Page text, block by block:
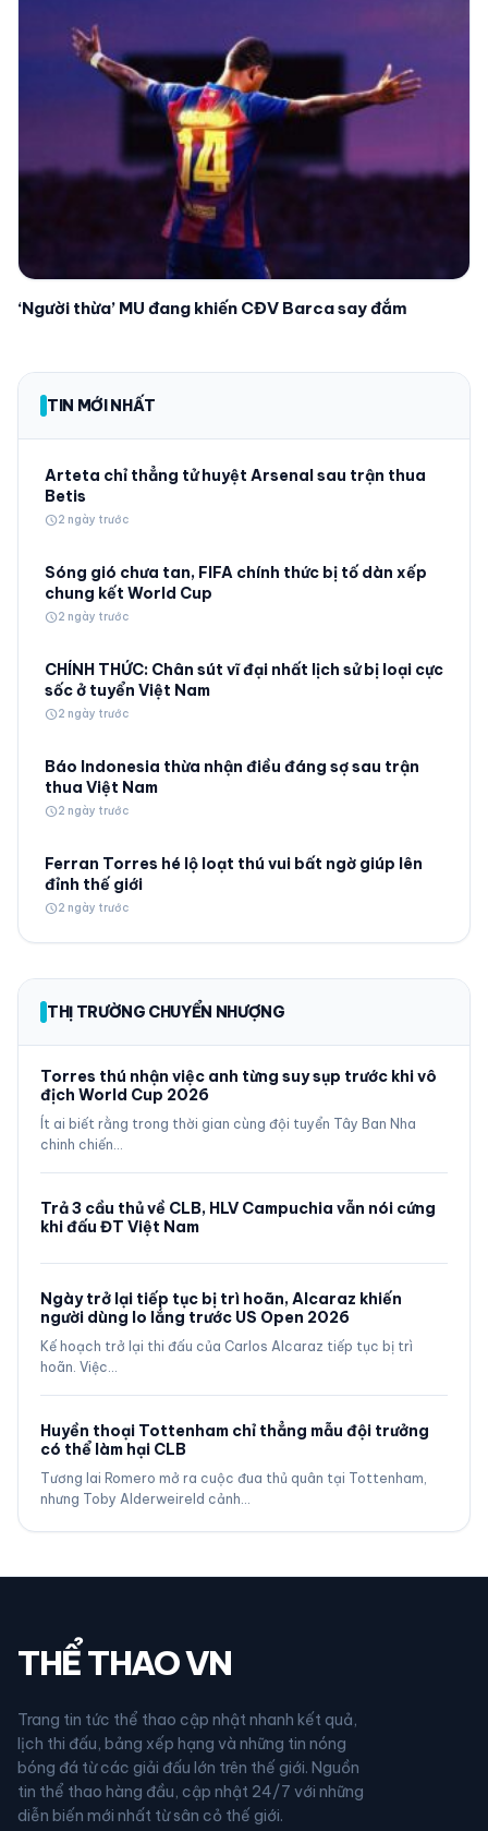
‘Người thừa’ MU đang khiến CĐV Barca say đắm
TIN MỚI NHẤT
Arteta chỉ thẳng tử huyệt Arsenal sau trận thua
Betis
schedule2 ngày trước
Sóng gió chưa tan, FIFA chính thức bị tố dàn xếp
chung kết World Cup
schedule2 ngày trước
CHÍNH THỨC: Chân sút vĩ đại nhất lịch sử bị loại cực
sốc ở tuyển Việt Nam
schedule2 ngày trước
Báo Indonesia thừa nhận điều đáng sợ sau trận
thua Việt Nam
schedule2 ngày trước
Ferran Torres hé lộ loạt thú vui bất ngờ giúp lên
đỉnh thế giới
schedule2 ngày trước
THỊ TRƯỜNG CHUYỂN NHƯỢNG
Torres thú nhận việc anh từng suy sụp trước khi vô
địch World Cup 2026
Ít ai biết rằng trong thời gian cùng đội tuyển Tây Ban Nha
chinh chiến…
Trả 3 cầu thủ về CLB, HLV Campuchia vẫn nói cứng
khi đấu ĐT Việt Nam
Ngày trở lại tiếp tục bị trì hoãn, Alcaraz khiến
người dùng lo lắng trước US Open 2026
Kế hoạch trở lại thi đấu của Carlos Alcaraz tiếp tục bị trì
hoãn. Việc…
Huyền thoại Tottenham chỉ thẳng mẫu đội trưởng
có thể làm hại CLB
Tương lai Romero mở ra cuộc đua thủ quân tại Tottenham,
nhưng Toby Alderweireld cảnh…
THỂ THAO VN
Trang tin tức thể thao cập nhật nhanh kết quả,
lịch thi đấu, bảng xếp hạng và những tin nóng
bóng đá từ các giải đấu lớn trên thế giới. Nguồn
tin thể thao hàng đầu, cập nhật 24/7 với những
diễn biến mới nhất từ sân cỏ thế giới.